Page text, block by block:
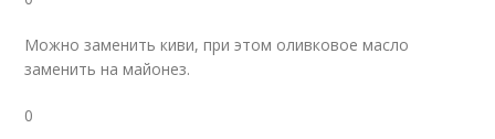
Можно заменить киви, при этом оливковое масло
заменить на майонез.
0